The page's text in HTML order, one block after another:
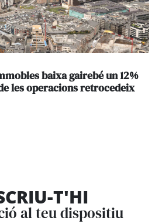
baixa gairebé un 12%
les operacions retrocedeix
T'HI
al teu dispositiu